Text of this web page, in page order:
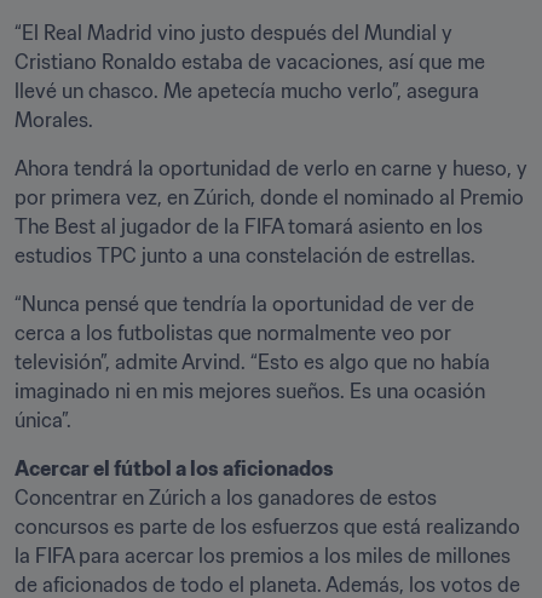
“El Real Madrid vino justo después del Mundial y
Cristiano Ronaldo estaba de vacaciones, así que me
llevé un chasco. Me apetecía mucho verlo”, asegura
Morales.
Ahora tendrá la oportunidad de verlo en carne y hueso, y
por primera vez, en Zúrich, donde el nominado al Premio
The Best al jugador de la FIFA tomará asiento en los
estudios TPC junto a una constelación de estrellas.
“Nunca pensé que tendría la oportunidad de ver de
cerca a los futbolistas que normalmente veo por
televisión”, admite Arvind. “Esto es algo que no había
imaginado ni en mis mejores sueños. Es una ocasión
única”.
Acercar el fútbol a los aficionados
Concentrar en Zúrich a los ganadores de estos
concursos es parte de los esfuerzos que está realizando
la FIFA para acercar los premios a los miles de millones
de aficionados de todo el planeta. Además, los votos de